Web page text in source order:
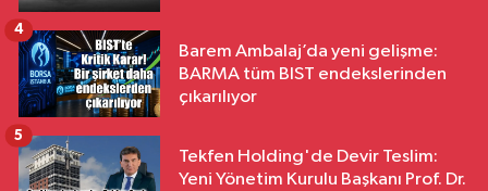
Barem Ambalaj’da yeni gelişme:
BARMA tüm BIST endekslerinden
çıkarılıyor
4
Tekfen Holding'de Devir Teslim:
Yeni Yönetim Kurulu Başkanı Prof. Dr.
5